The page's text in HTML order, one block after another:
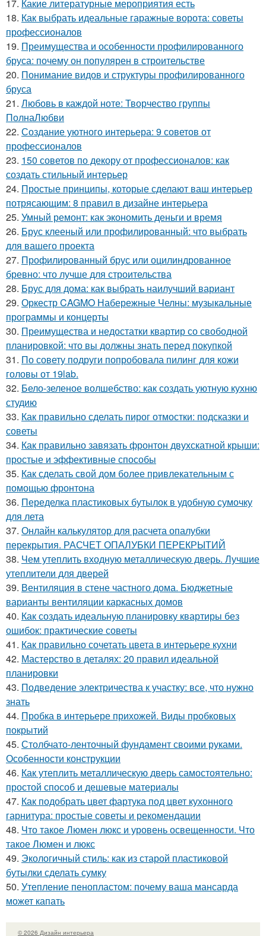
17. Какие литературные мероприятия есть
18. Как выбрать идеальные гаражные ворота: советы
профессионалов
19. Преимущества и особенности профилированного
бруса: почему он популярен в строительстве
20. Понимание видов и структуры профилированного
бруса
21. Любовь в каждой ноте: Творчество группы
ПолнаЛюбви
22. Создание уютного интерьера: 9 советов от
профессионалов
23. 150 советов по декору от профессионалов: как
создать стильный интерьер
24. Простые принципы, которые сделают ваш интерьер
потрясающим: 8 правил в дизайне интерьера
25. Умный ремонт: как экономить деньги и время
26. Брус клееный или профилированный: что выбрать
для вашего проекта
27. Профилированный брус или оцилиндрованное
бревно: что лучше для строительства
28. Брус для дома: как выбрать наилучший вариант
29. Оркестр CAGMO Набережные Челны: музыкальные
программы и концерты
30. Преимущества и недостатки квартир со свободной
планировкой: что вы должны знать перед покупкой
31. По совету подруги попробовала пилинг для кожи
головы от 19lab.
32. Бело-зеленое волшебство: как создать уютную кухню
студию
33. Как правильно сделать пирог отмостки: подсказки и
советы
34. Как правильно завязать фронтон двухскатной крыши:
простые и эффективные способы
35. Как сделать свой дом более привлекательным с
помощью фронтона
36. Переделка пластиковых бутылок в удобную сумочку
для лета
37. Онлайн калькулятор для расчета опалубки
перекрытия. РАСЧЕТ ОПАЛУБКИ ПЕРЕКРЫТИЙ
38. Чем утеплить входную металлическую дверь. Лучшие
утеплители для дверей
39. Вентиляция в стене частного дома. Бюджетные
варианты вентиляции каркасных домов
40. Как создать идеальную планировку квартиры без
ошибок: практические советы
41. Как правильно сочетать цвета в интерьере кухни
42. Мастерство в деталях: 20 правил идеальной
планировки
43. Подведение электричества к участку: все, что нужно
знать
44. Пробка в интерьере прихожей. Виды пробковых
покрытий
45. Столбчато-ленточный фундамент своими руками.
Особенности конструкции
46. Как утеплить металлическую дверь самостоятельно:
простой способ и дешевые материалы
47. Как подобрать цвет фартука под цвет кухонного
гарнитура: простые советы и рекомендации
48. Что такое Люмен люкс и уровень освещенности. Что
такое Люмен и люкс
49. Экологичный стиль: как из старой пластиковой
бутылки сделать сумку
50. Утепление пенопластом: почему ваша мансарда
может капать
© 2026 Дизайн интерьера